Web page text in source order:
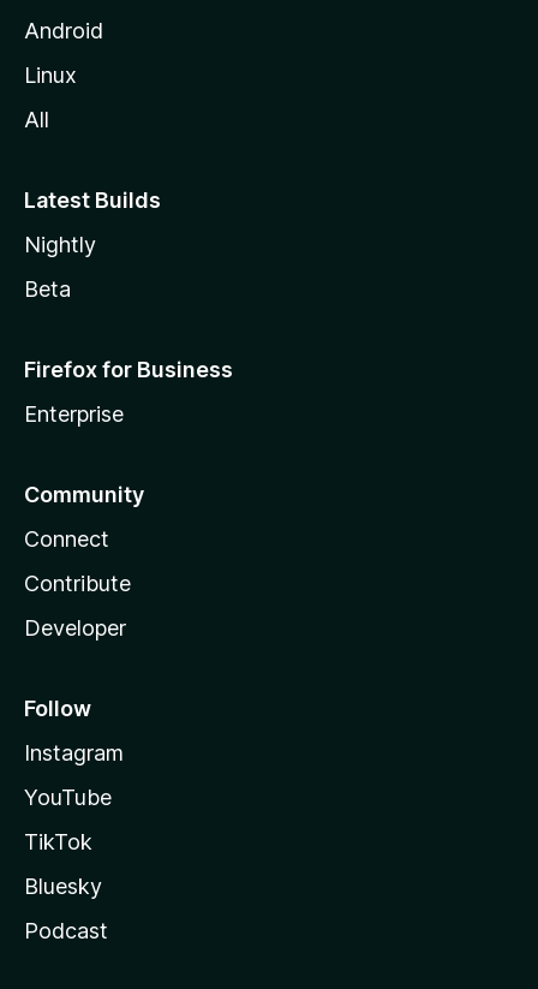
Android
Linux
All
Latest Builds
Nightly
Beta
Firefox for Business
Enterprise
Community
Connect
Contribute
Developer
Follow
Instagram
YouTube
TikTok
Bluesky
Podcast